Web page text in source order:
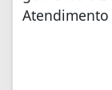
Atendimento